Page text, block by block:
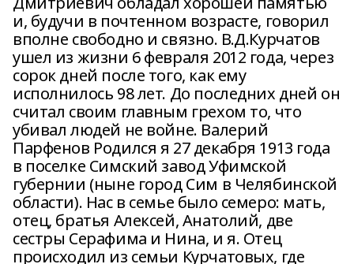
и, будучи в почтенном возрасте, говорил
вполне свободно и связно. В.Д.Курчатов
ушел из жизни 6 февраля 2012 года, через
сорок дней после того, как ему
исполнилось 98 лет. До последних дней он
считал своим главным грехом то, что
убивал людей не войне. Валерий
Парфенов Родился я 27 декабря 1913 года
в поселке Симский завод Уфимской
губернии (ныне город Сим в Челябинской
области). Нас в семье было семеро: мать,
отец, братья Алексей, Анатолий, две
сестры Серафима и Нина, и я. Отец
происходил из семьи Курчатовых, где